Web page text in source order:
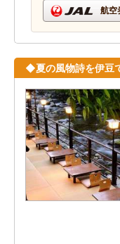
航空
◆夏の風物詩を伊豆